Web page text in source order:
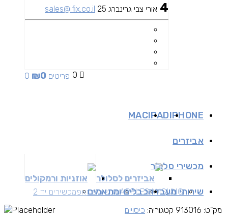
4 אורי צבי גרינברג 25 sales@ifix.co.il
0 0 פריטים ₪0
IPHONE
IPAD
MAC
אביזרים
אביזרים לסלולר אוזניות ורמקולים
מכשירי סלולר
SAMSUNG
APPLEמכשירים זאפמכשירים יד 2 שירותי מעבדהכבלים ומתאמים
מק"ט: 913016 קטגוריה: כיסויים